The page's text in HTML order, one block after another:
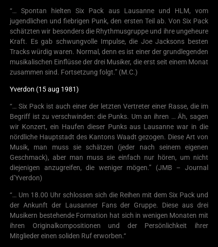
“… Spontan hielten Six Pack aus Lausanne und HLM, vom
jugendlichen und fiebrigen Punk, den ersten Teil ab. Von Six Pack
schätzten wir besonders die Rhythmusgruppe und ihre ungeheure
Kraft. Es gab schwungvolle Impulse, die Joe Jacksons besten
Tracks würdig waren. Normal, denn es ist einer der grundlegenden
musikalischen Einflüsse der drei Musiker, die erst seit einem Monat
zusammen sind. Fortsetzung folgt.” (M.C.)
Yverdon (15 aug 1981)
“… Six Pack ist auch einer der letzten Vertreter einer Rasse, die im
Begriff ist zu verschwinden: die Punks. Um an ihren … Äh, sagen
wir Konzert, ein Haufen dieser Punks aus Lausanne war in die
nördliche Hauptstadt des Kantons Waadt gezogen. Diese Art von
Musik, man muss sie schätzen (jeder nach seinem eigenen
Geschmack), aber man muss sie einfach nur hören, um nicht
diejenigen anzugreifen, die weniger mögen.” (JMB – Journal
d’Yverdon)
“… Um 18.00 Uhr schlossen sich die Reihen mit dem Six Pack und
der Ankunft der Lausanner Fans der Gruppe. Diese aus drei
Musikern bestehende Formation hat sich in wenigen Monaten mit
ihren Originalkompositionen und der Persönlichkeit ihrer
Mitglieder einen soliden Ruf erworben.“